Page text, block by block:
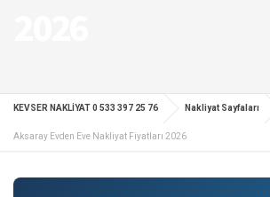
KEVSER NAKLİYAT 0 533 397 25 76 Nakliyat Sayfaları
Aksaray Evden Eve Nakliyat Fiyatları 2026